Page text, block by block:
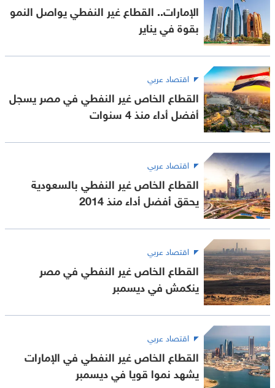
الإمارات.. القطاع غير النفطي يواصل النمو
بقوة في يناير
اقتصاد عربي
القطاع الخاص غير النفطي في مصر يسجل
أفضل أداء منذ 4 سنوات
اقتصاد عربي
القطاع الخاص غير النفطي بالسعودية
يحقق أفضل أداء منذ 2014
اقتصاد عربي
القطاع الخاص غير النفطي في مصر
ينكمش في ديسمبر
اقتصاد عربي
القطاع الخاص غير النفطي في الإمارات
يشهد نموا قويا في ديسمبر